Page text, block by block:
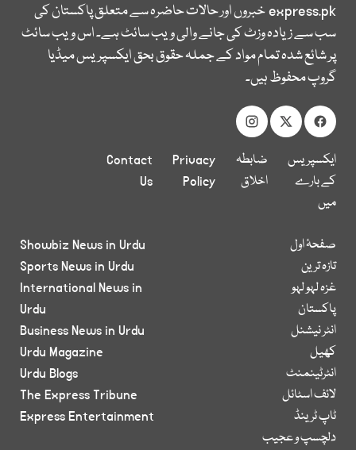
express.pkخبروں اور حالات حاضرہ سے متعلق پاکستان کی
سب سے زیادہ وزٹ کی جانے والی ویب سائٹ ہے۔ اس ویب سائٹ
پر شائع شدہ تمام مواد کے جملہ حقوق بحق ایکسپریس میڈیا
گروپ محفوظ ہیں۔
ایکسپریس
کے بارے
میں
ضابطہ
اخلاق
Privacy
Policy
Contact
Us
صفحۂ اول
تازہ ترین
غزہ لہو لہو
پاکستان
انٹر نیشنل
کھیل
انٹرٹینمنٹ
لائف اسٹائل
ٹاپ ٹرینڈ
دلچسپ و عجیب
Showbiz News in Urdu
Sports News in Urdu
International News in
Urdu
Business News in Urdu
Urdu Magazine
Urdu Blogs
The Express Tribune
Express Entertainment